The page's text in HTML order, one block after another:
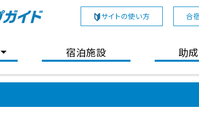
サイトの使い方 合
宿泊施設 助